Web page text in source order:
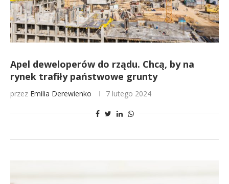
Apel deweloperów do rządu. Chcą, by na
rynek trafiły państwowe grunty
przez Emilia Derewienko 7 lutego 2024